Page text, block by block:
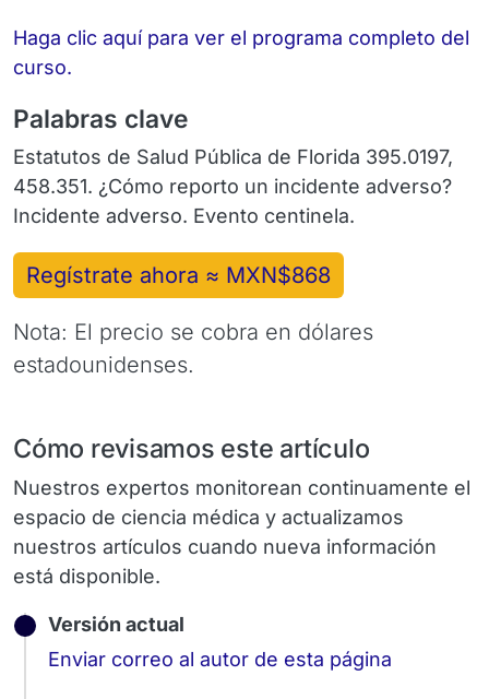
Haga clic aquí para ver el programa completo del
curso.
Palabras clave
Estatutos de Salud Pública de Florida 395.0197,
458.351. ¿Cómo reporto un incidente adverso?
Incidente adverso. Evento centinela.
Regístrate ahora ≈ MXN$868
Nota: El precio se cobra en dólares
estadounidenses.
Cómo revisamos este artículo
Nuestros expertos monitorean continuamente el
espacio de ciencia médica y actualizamos
nuestros artículos cuando nueva información
está disponible.
Versión actual
Enviar correo al autor de esta página